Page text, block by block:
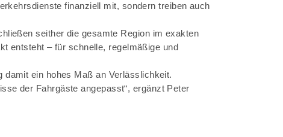
finanziell mit, sondern treiben auch
seither die gesamte Region im exakten
entsteht – für schnelle, regelmäßige und
damit ein hohes Maß an Verlässlichkeit.
der Fahrgäste angepasst“, ergänzt Peter